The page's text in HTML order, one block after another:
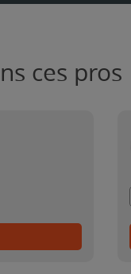
ces pros